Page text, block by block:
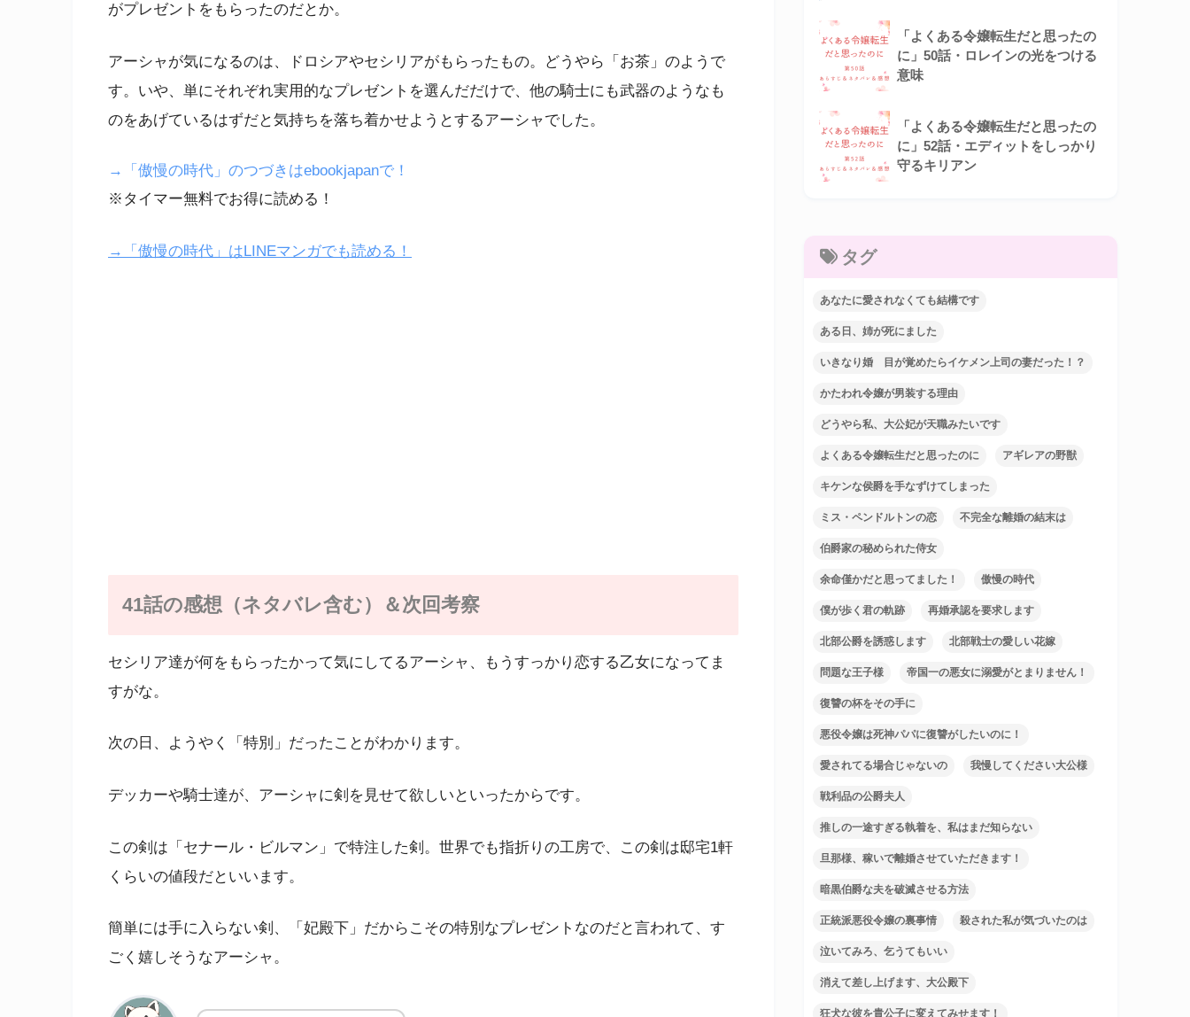
がプレゼントをもらったのだとか。
アーシャが気になるのは、ドロシアやセシリアがもらったもの。どうやら「お茶」のようで
す。いや、単にそれぞれ実用的なプレゼントを選んだだけで、他の騎士にも武器のようなも
のをあげているはずだと気持ちを落ち着かせようとするアーシャでした。
→「傲慢の時代」のつづきはebookjapanで！
※タイマー無料でお得に読める！
→「傲慢の時代」はLINEマンガでも読める！
41話の感想（ネタバレ含む）＆次回考察
セシリア達が何をもらったかって気にしてるアーシャ、もうすっかり恋する乙女になってま
すがな。
次の日、ようやく「特別」だったことがわかります。
デッカーや騎士達が、アーシャに剣を見せて欲しいといったからです。
この剣は「セナール・ビルマン」で特注した剣。世界でも指折りの工房で、この剣は邸宅1軒
くらいの値段だといいます。
簡単には手に入らない剣、「妃殿下」だからこその特別なプレゼントなのだと言われて、す
ごく嬉しそうなアーシャ。
「よくある令嬢転生だと思ったの
に」50話・ロレインの光をつける
意味
「よくある令嬢転生だと思ったの
に」52話・エディットをしっかり
守るキリアン
タグ
あなたに愛されなくても結構です
ある日、姉が死にました
いきなり婚 目が覚めたらイケメン上司の妻だった！？
かたわれ令嬢が男装する理由
どうやら私、大公妃が天職みたいです
よくある令嬢転生だと思ったのに アギレアの野獣
キケンな侯爵を手なずけてしまった
ミス・ペンドルトンの恋 不完全な離婚の結末は
伯爵家の秘められた侍女
余命僅かだと思ってました！ 傲慢の時代
僕が歩く君の軌跡 再婚承認を要求します
北部公爵を誘惑します 北部戦士の愛しい花嫁
問題な王子様 帝国一の悪女に溺愛がとまりません！
復讐の杯をその手に
悪役令嬢は死神パパに復讐がしたいのに！
愛されてる場合じゃないの 我慢してください大公様
戦利品の公爵夫人
推しの一途すぎる執着を、私はまだ知らない
旦那様、稼いで離婚させていただきます！
暗黒伯爵な夫を破滅させる方法
正統派悪役令嬢の裏事情 殺された私が気づいたのは
泣いてみろ、乞うてもいい
消えて差し上げます、大公殿下
狂犬な彼を貴公子に変えてみせます！